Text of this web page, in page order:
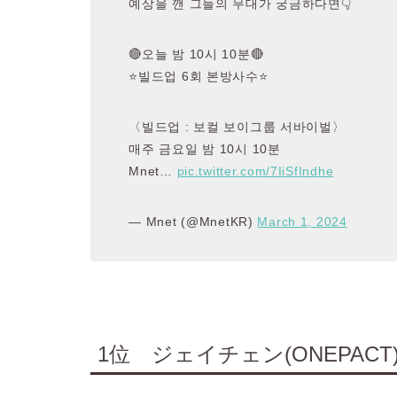
예상을 깬 그들의 무대가 궁금하다면👇
🔴오늘 밤 10시 10분🔴
⭐빌드업 6회 본방사수⭐
〈빌드업 : 보컬 보이그룹 서바이벌〉
매주 금요일 밤 10시 10분
Mnet… pic.twitter.com/7IiSfIndhe
— Mnet (@MnetKR) March 1, 2024
1位 ジェイチェン